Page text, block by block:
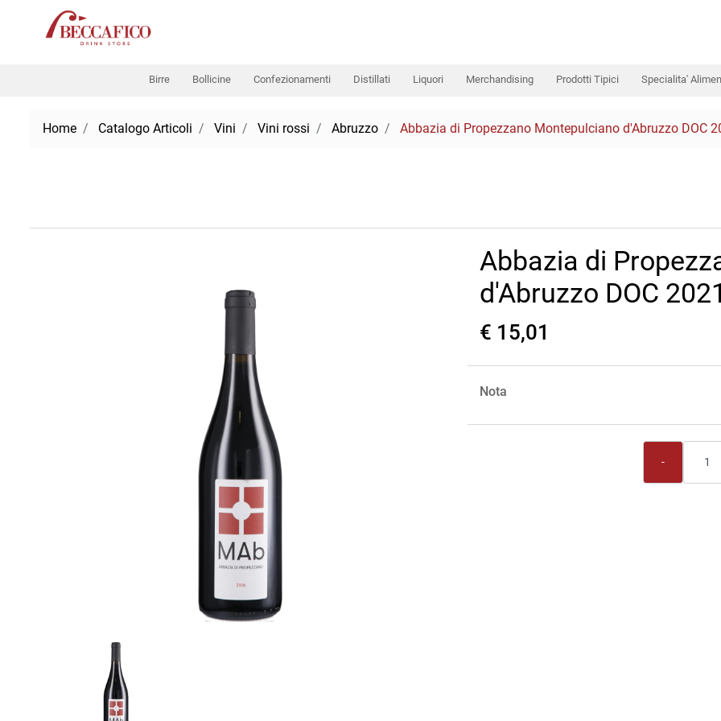
Birre Bollicine Confezionamenti Distillati Liquori Merchandising Prodotti Tipici Specialita'
Home Catalogo Articoli Vini Vini rossi Abruzzo Abbazia di Propezzano Montepulciano d'Abruzzo DOC
Abbazia di
d'Abruzzo DOC
€ 15,01
Nota